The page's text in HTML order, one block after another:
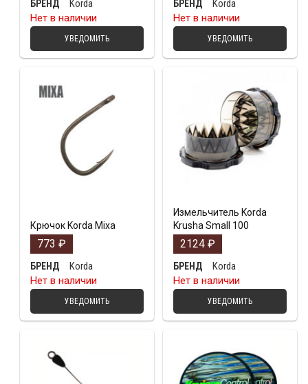
БРЕНД
Korda
Нет в наличии
УВЕДОМИТЬ
БРЕНД
Korda
Нет в наличии
УВЕДОМИТЬ
Крючок Korda Mixa
773 ₽
БРЕНД
Korda
Нет в наличии
УВЕДОМИТЬ
Измельчитель Korda
Krusha Small 100
2124 ₽
БРЕНД
Korda
Нет в наличии
УВЕДОМИТЬ